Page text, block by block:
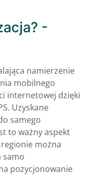
-
namierzenie
mobilnego
internetowej dzięki
Uzyskane
samego
to ważny aspekt
można
samo
pozycjonowanie